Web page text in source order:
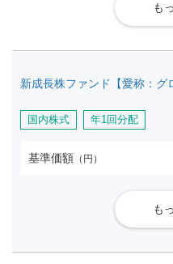
も
新成長株ファンド【愛称：グ
国内株式 年1回分配
基準価額 （円）
も